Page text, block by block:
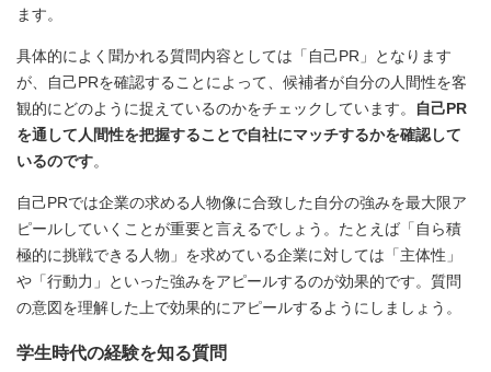
ます。
具体的によく聞かれる質問内容としては「自己PR」となります
が、自己PRを確認することによって、候補者が自分の人間性を客
観的にどのように捉えているのかをチェックしています。
自己PR
を通して人間性を把握することで自社にマッチするかを確認して
いるのです。
自己PRでは企業の求める人物像に合致した自分の強みを最大限ア
ピールしていくことが重要と言えるでしょう。たとえば「自ら積
極的に挑戦できる人物」を求めている企業に対しては「主体性」
や「行動力」といった強みをアピールするのが効果的です。質問
の意図を理解した上で効果的にアピールするようにしましょう。
学生時代の経験を知る質問